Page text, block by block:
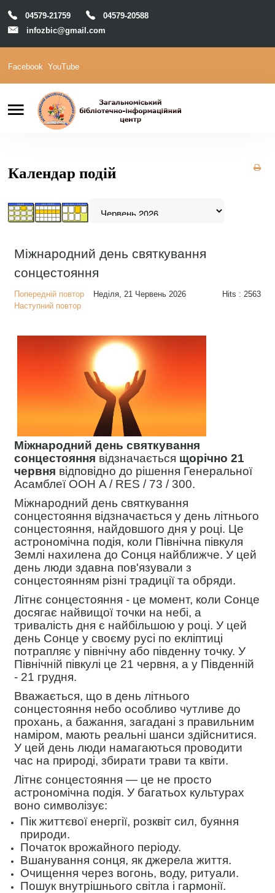
Головна
Відділи
М-Архів
04579-21759
04579-20588
infozbic@gmail.com
Пошук
Facebook YouTube
Календар подій
Міжнародний день святкування
сонцестояння
Неділя, 21 Червень 2026
Попередній повтор
Наступний повтор
Hits : 2563
Міжнародний день святкування
сонцестояння відзначається щорічно 21
червня відповідно до рішення Генеральної
Асамблеї ООН A / RES / 73 / 300.
Міжнародний день святкування
сонцестояння відзначається у день літнього
сонцестояння, найдовшого дня у році. Це
астрономічна подія, коли Північна півкуля
Землі нахилена до Сонця найближче. У цей
день люди здавна пов'язували з
сонцестоянням різні традиції та обряди.
Літнє сонцестояння - це момент, коли Сонце
досягає найвищої точки на небі, а
тривалість дня є найбільшою у році. У цей
день Сонце у своєму русі по екліптиці
потрапляє у північну або південну точку. У
Північній півкулі це 21 червня, а у Південній
- 21 грудня.
Вважається, що в день літнього
сонцестояння небо особливо чутливе до
прохань, а бажання, загадані з правильним
наміром, мають реальні шанси здійснитися.
У цей день люди намагаються проводити
час на природі, збирати трави та квіти.
Літнє сонцестояння — це не просто
астрономічна подія. У багатьох культурах
воно символізує:
Пік життєвої енергії, розквіт сил, буяння
природи.
Початок врожайного періоду.
Вшанування сонця, як джерела життя.
Очищення через вогонь, воду, ритуали.
Пошук внутрішнього світла і гармонії.